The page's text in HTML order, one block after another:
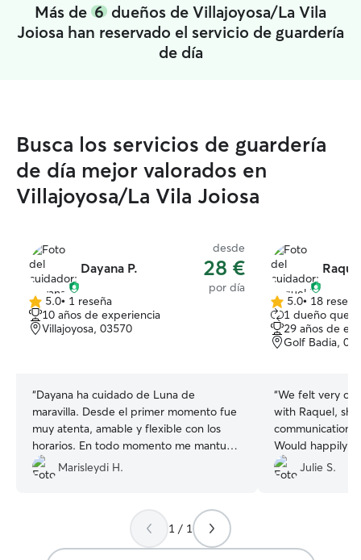
Más de 6 dueños de Villajoyosa/La Vila
Joiosa han reservado el servicio de guardería
de día
Busca los servicios de guardería
de día mejor valorados en
Villajoyosa/La Vila Joiosa
Dayana P.
desde
28 €
por día
5.0
de
5
5.0• 1 reseña
10 años de experiencia
Villajoyosa, 03570
“Dayana ha cuidado de Luna de
maravilla. Desde el primer momento fue
muy atenta, amable y flexible con los
horarios. En todo momento me mantuvo
informado de cómo estaba mi perrita,
enviándome fotos y actualizaciones con
muchísima tranquilidad. Además, antes
de hacer cualquier cosa nos consultó y,
con nuestro consentimiento, incluso dejó
Marisleydi H.
5.0
de
5
estrellas
5.0• 18
1 dueño que
29 años de
Golf Badia,
“We felt very
with Raquel,
communication
Would happily
time with
you ☺️
Julie S.
1 / 1